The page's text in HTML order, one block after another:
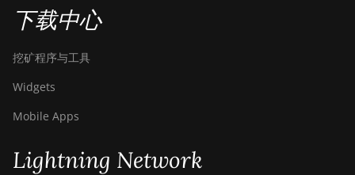
下载中心
挖矿程序与工具
Widgets
Mobile Apps
Lightning Network